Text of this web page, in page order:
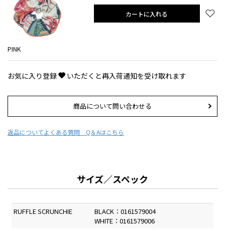
PINK
カートに入れる
お気に入り登録 いただくと再入荷通知を受け取れます
商品について問い合わせる
返品についてよくある質問 Q＆Aはこちら
サイズ／スペック
RUFFLE SCRUNCHIE
BLACK：0161579004
WHITE：0161579006